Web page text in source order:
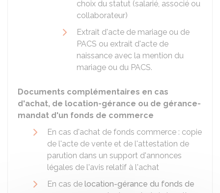
choix du statut (salarié, associé ou
collaborateur)
Extrait d'acte de mariage ou de
PACS ou extrait d'acte de
naissance avec la mention du
mariage ou du PACS.
Documents complémentaires en cas
d'achat, de location-gérance ou de gérance-
mandat d'un fonds de commerce
En cas d'achat de fonds commerce : copie
de l'acte de vente et de l'attestation de
parution dans un support d'annonces
légales de l'avis relatif à l'achat
En cas de location-gérance du fonds de